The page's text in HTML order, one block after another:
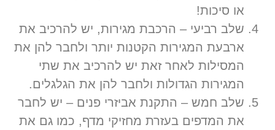
או סיכות!
שלב רביעי – הרכבת מגירות, יש להרכיב את
ארבעת המגירות הקטנות יותר ולחבר להן את
המסילות לאחר זאת יש להרכיב את שתי
המגירות הגדולות ולחבר להן את הגלגלים.
שלב חמש – התקנת אביזרי פנים – יש לחבר
את המדפים בעזרת מחזיקי מדף, כמו גם את